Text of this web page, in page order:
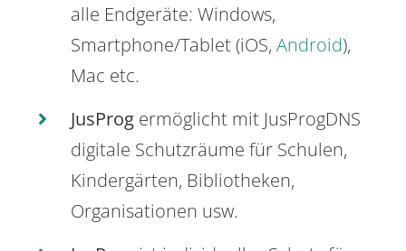
alle Endgeräte: Windows,
Smartphone/Tablet (iOS, Android),
Mac etc.
JusProg ermöglicht mit JusProgDNS
digitale Schutzräume für Schulen,
Kindergärten, Bibliotheken,
Organisationen usw.